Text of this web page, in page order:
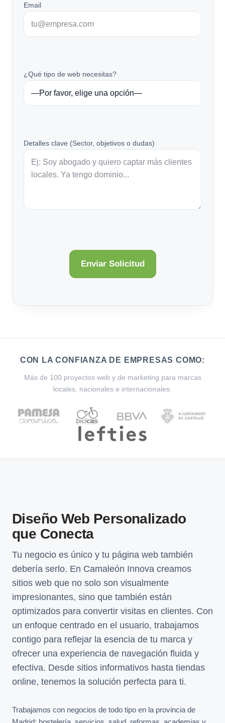
Email
¿Qué tipo de web necesitas?
Detalles clave (Sector, objetivos o dudas)
CON LA CONFIANZA DE EMPRESAS COMO:
Más de 100 proyectos web y de marketing para marcas
locales, nacionales e internacionales.
Diseño Web Personalizado
que Conecta
Tu negocio es único y tu página web también
debería serlo. En Camaleón Innova creamos
sitios web que no solo son visualmente
impresionantes, sino que también están
optimizados para convertir visitas en clientes. Con
un enfoque centrado en el usuario, trabajamos
contigo para reflejar la esencia de tu marca y
ofrecer una experiencia de navegación fluida y
efectiva. Desde sitios informativos hasta tiendas
online, tenemos la solución perfecta para ti.
Trabajamos con negocios de todo tipo en la provincia de